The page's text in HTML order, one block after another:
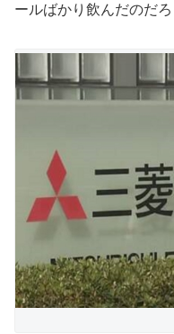
ールばかり飲んだのだ